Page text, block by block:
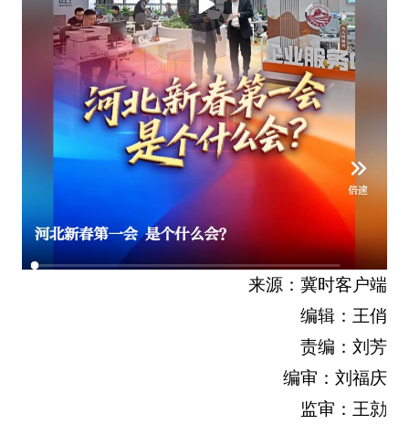
来源：冀时客户端
编辑：王俏
责编：刘芳
编审：刘福庆
监审：王勍